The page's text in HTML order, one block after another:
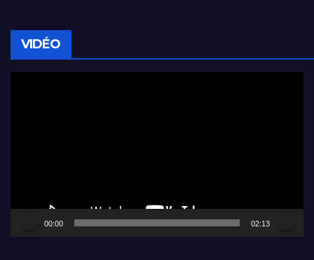
VIDÉO
00:00 02:13